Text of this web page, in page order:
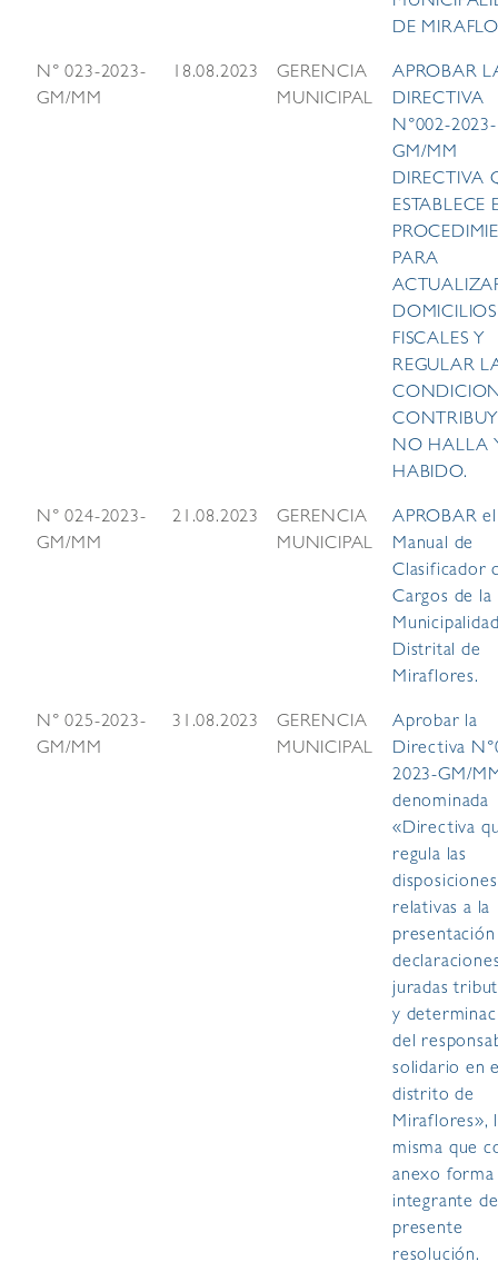
DE
N° 023-2023-
GM/MM
18.08.2023
GERENCIA
MUNICIPAL
APROBAR
DIRECTIVA
N°002-2023-
GM/MM
DIRECTIVA
ESTABLECE
PARA
DOMICILIOS
FISCALES Y
REGULAR
NO HALLA
HABIDO.
N° 024-2023-
GM/MM
21.08.2023
GERENCIA
MUNICIPAL
APROBAR el
Manual de
Clasificador
Cargos de la
Distrital de
Miraflores.
N° 025-2023-
GM/MM
31.08.2023
GERENCIA
MUNICIPAL
Aprobar la
Directiva
2023-GM/
denominada
«Directiva
regula las
disposiciones
relativas a la
juradas
y
del
solidario en
distrito de
Miraflores»,
misma que
anexo
integrante
presente
resolución.